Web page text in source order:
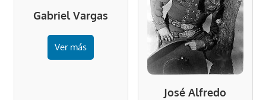
Gabriel Vargas
Ver más
José Alfredo